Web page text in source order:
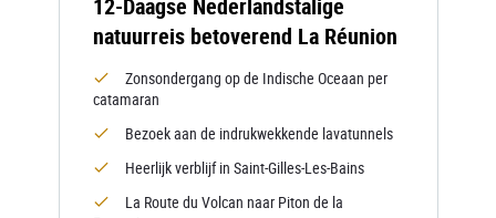
natuurreis betoverend La Réunion
Zonsondergang op de Indische Oceaan per
catamaran
Bezoek aan de indrukwekkende lavatunnels
Heerlijk verblijf in Saint-Gilles-Les-Bains
La Route du Volcan naar Piton de la